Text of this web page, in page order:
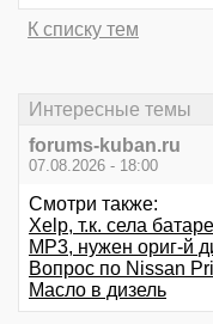
К списку тем
Интересные темы
forums-kuban.ru
07.08.2026 - 18:00
Смотри также:
Xelp, т.к. села
MP3, нужен ориг-й
Вопрос по Nissan
Масло в дизель